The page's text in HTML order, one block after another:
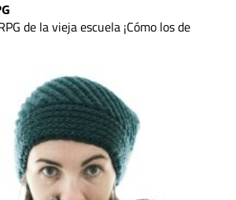
de la vieja escuela ¡Cómo los de